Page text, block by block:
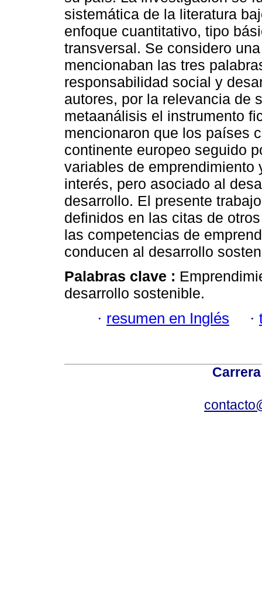
sistemática de la literatura
enfoque cuantitativo, tipo
transversal. Se considero
mencionaban las tres
responsabilidad social y
autores, por la relevancia de
metaanálisis el instrumento
mencionaron que los países
continente europeo seguido
variables de
interés, pero asociado al
desarrollo. El presente
definidos en las citas de
las competencias de
conducen al desarrollo
Palabras clave :
desarrollo sostenible.
· resumen en Inglés ·